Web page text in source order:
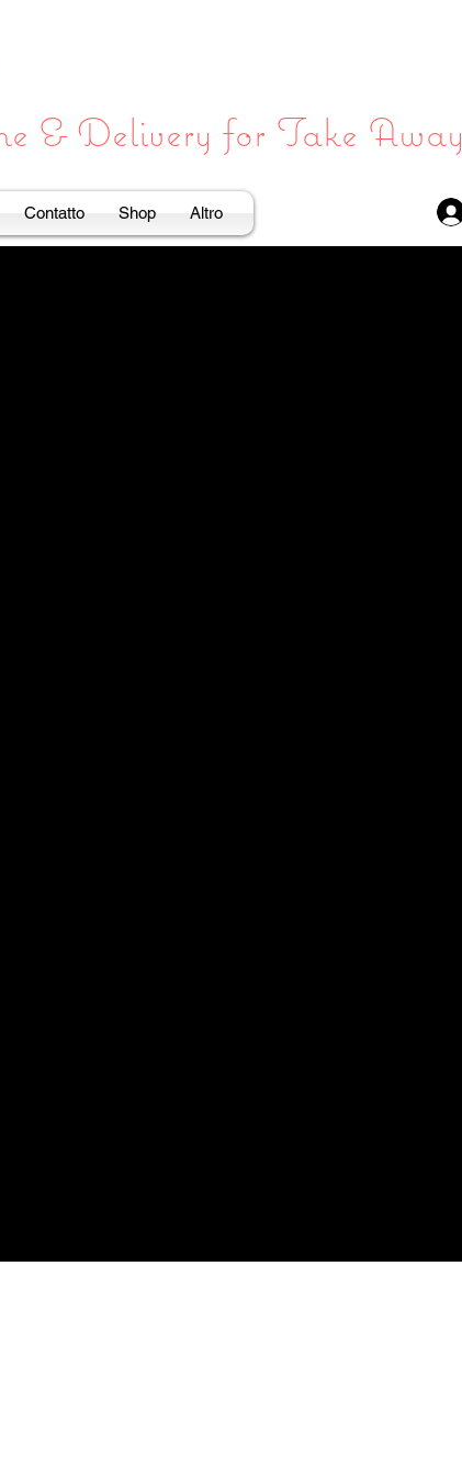
& Delivery for Take Away
Contatto Shop Altro